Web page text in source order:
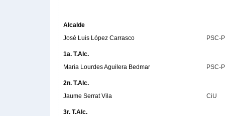
Alcalde
José Luis López Carrasco
PSC-
1a. T.Alc.
Maria Lourdes Aguilera Bedmar
PSC-
2n. T.Alc.
Jaume Serrat Vila
CiU
3r. T.Alc.